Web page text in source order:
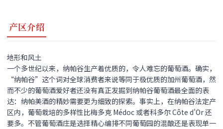
产区介绍
地形和风土
一个多世纪以来，纳帕谷生产着优质的，令人难忘的葡萄酒。确实，
“纳帕谷”这个词对全球消费者来说等同于极优质的加州葡萄酒，然
而不少的葡萄酒爱好者还没有真正发掘到纳帕谷葡萄酒最全面的表
达：纳帕美酒的精妙需要更为细致的探索。事实上，在纳帕谷法定产
区内，葡萄栽培的多样性比梅多克 Médoc 或者科多尔 Côte d'Or 还
要多。不管葡萄酒庄是选择精心编排不同葡萄园的混酿还是表现单一